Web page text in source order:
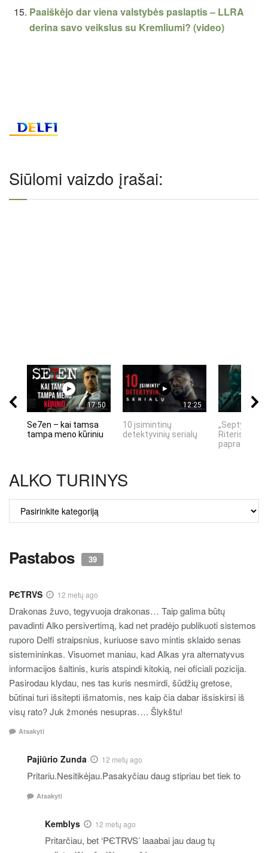
Paaiškėjo dar viena valstybės paslaptis – LLRA
derina savo veikslus su Kremliumi? (video)
Siūlomi vaizdo įrašai:
17:50
Se7en – kai tamsa
tampa meno kūriniu
12:25
10 įsimintinų
detektyvinių serialų
„Septynių
Riteris" – kai
ALKO TURINYS
TURINYS
Pastabos 39
PЄTRVS 12 metų ago
Drakonas žuvo, tegyvuoja drakonas… Taip galima būtų
pavadinti Alko persivertimą, kad net pradėjo publikuoti sistemos
ruporo Delfi straipsnius, kuriuose savo mintis sklaido senas
sistemininkas. Visuomet maniau, kad Alkas yra alternatyvus
informacijos šaltinis, kuris atspindi kitokią, nei oficiali pozicija.
Pasirodau klydau, nes tas kuris nesmirdi, šūdžių gretose,
būtinai turi išsitepti išmatomis, nes kaip čia dabar išsiskirsi iš
visų rato? Juk žmonės nesupras…. Šlykštu!
Atsakyti
Pajiūrio Zunda 12 metų ago
Pritariu.Nesitikėjau.Pasakyčiau daug stipriau bet tiek to
Atsakyti
Kemblys 12 metų ago
Pritarčiau, bet ‘PЄTRVS’ laaabai jau daug tų